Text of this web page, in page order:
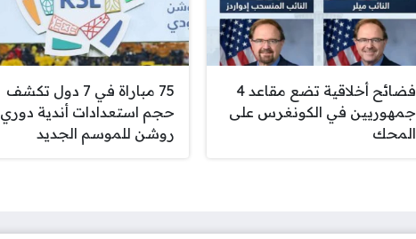
فضائح أخلاقية تضع مقاعد 4
جمهوريين في الكونغرس على
المحك
75 مباراة في 7 دول تكشف
حجم استعدادات أندية دوري
روشن للموسم الجديد